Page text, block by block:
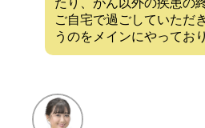
たり、がん以外の疾患の
ご自宅で過ごしていただ
うのをメインにやってお